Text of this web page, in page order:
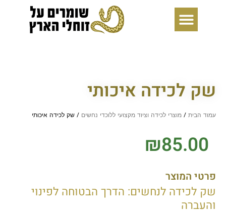
שק לכידה איכותי
עמוד הבית / מוצרי לכידה וציוד מקצועי ללוכדי נחשים / שק לכידה איכותי
₪85.00
פרטי המוצר
שק לכידה לנחשים: הדרך הבטוחה לפינוי
והעברה